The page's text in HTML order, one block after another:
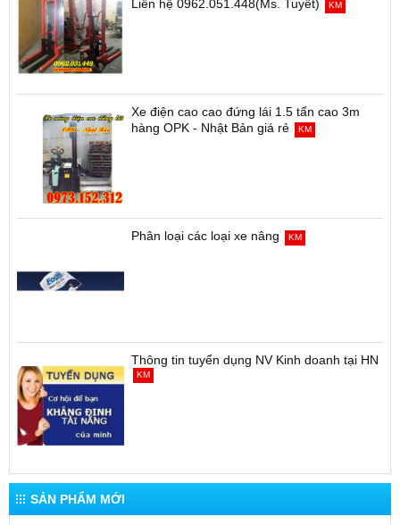
Liên hệ 0962.051.448(Ms. Tuyết)
KM
Xe điện cao cao đứng lái 1.5 tấn cao 3m
hàng OPK - Nhật Bản giá rẻ
KM
Phân loại các loại xe nâng KM
Thông tin tuyển dụng NV Kinh doanh tại HN
KM
SẢN PHẨM MỚI